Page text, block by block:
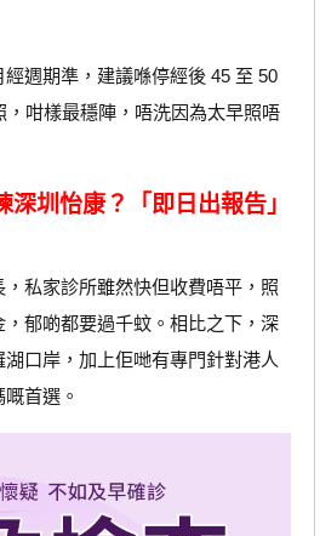
經週期準，建議喺停經後 45 至 50
，咁樣最穩陣，唔洗因為太早照唔
深圳怡康？「即日出報告」
私家診所雖然快但收費唔平，照
郁啲都要過千蚊。相比之下，深
口岸，加上佢哋有專門針對港人
首選。